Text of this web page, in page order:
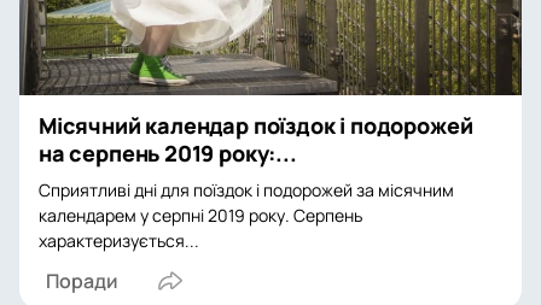
Місячний календар поїздок і подорожей
на серпень 2019 року:...
Сприятливі дні для поїздок і подорожей за місячним
календарем у серпні 2019 року. Серпень
характеризується...
Поради